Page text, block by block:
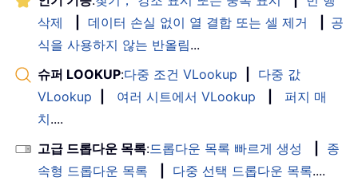
삭제
데이터 손실 없이 열 결합 또는 셀 제거
공
식을 사용하지 않는 반올림...
슈퍼 LOOKUP:다중 조건 VLookup
다중 값
VLookup
여러 시트에서 VLookup
퍼지 매
치....
고급 드롭다운 목록:드롭다운 목록 빠르게 생성
종
속형 드롭다운 목록
다중 선택 드롭다운 목록....